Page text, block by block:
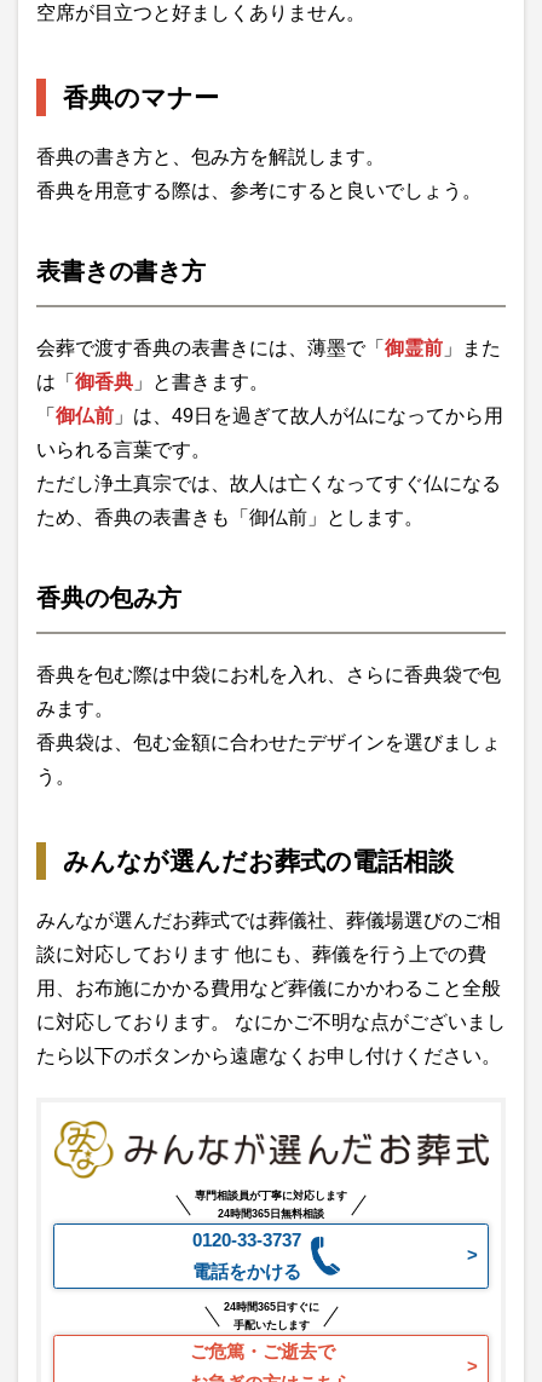
空席が目立つと好ましくありません。
香典のマナー
香典の書き方と、包み方を解説します。
香典を用意する際は、参考にすると良いでしょう。
表書きの書き方
会葬で渡す香典の表書きには、薄墨で「 御霊前 」また
は「 御香典 」と書きます。
「 御仏前 」は、49日を過ぎて故人が仏になってから用
いられる言葉です。
ただし浄土真宗では、故人は亡くなってすぐ仏になる
ため、香典の表書きも「御仏前」とします。
香典の包み方
香典を包む際は中袋にお札を入れ、さらに香典袋で包
みます。
香典袋は、包む金額に合わせたデザインを選びましょ
う。
みんなが選んだお葬式の電話相談
みんなが選んだお葬式では葬儀社、葬儀場選びのご相
談に対応しております 他にも、葬儀を行う上での費
用、お布施にかかる費用など葬儀にかかわること全般
に対応しております。 なにかご不明な点がございまし
たら以下のボタンから遠慮なくお申し付けください。
専門相談員が丁寧に対応します
24時間365日無料相談
0120-33-3737
電話をかける
24時間365日すぐに
手配いたします
ご危篤・ご逝去で